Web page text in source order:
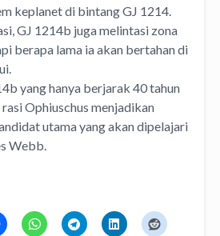
keplanet di bintang GJ 1214.
GJ 1214b juga melintasi zona
berapa lama ia akan bertahan di
yang hanya berjarak 40 tahun
Ophiuschus menjadikan
utama yang akan dipelajari
Webb.